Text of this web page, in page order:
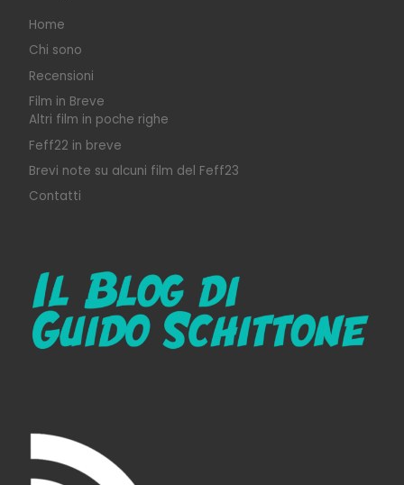
Home
Chi sono
Recensioni
Film in Breve
Altri film in poche righe
Feff22 in breve
Brevi note su alcuni film del Feff23
Contatti